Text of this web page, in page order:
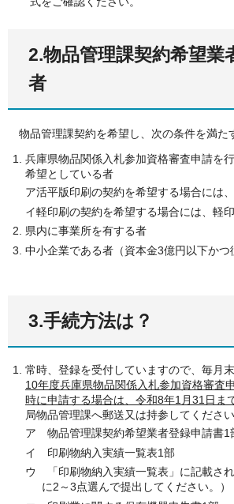
2.物品管理課契約希望業
者
物品管理課契約を希望し、次の条件を満た
兵庫県物品関係入札参加資格審査申請を
希望としている者
ア活平版印刷の契約を希望する場合には
イ軽印刷の契約を希望する場合には、軽
県内に事業所を有する者
中小企業である者（資本金3億円以下かつ
3.手続方法は？
常時、登録を受付していますので、毎月
10年度兵庫県物品関係入札参加資格審査
時に申請する場合は、令和8年1月31日ま
局物品管理課へ郵送又は持参してください
ア 物品管理課契約希望業者登録申請書1
イ 印刷物納入実績一覧表1部
ウ 「印刷物納入実績一覧表」に記載さ
に2～3点選んで提出してください。）